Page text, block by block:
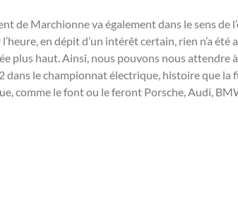
de Marchionne va également dans le sens de
en dépit d’un intérêt certain, rien n’a
plus haut. Ainsi, nous pouvons nous
dans le championnat électrique, histoire que
comme le font ou le feront Porsche, Audi,